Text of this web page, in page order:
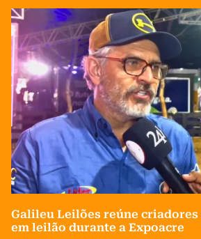
Galileu Leilões reúne
em leilão durante a Expoacre